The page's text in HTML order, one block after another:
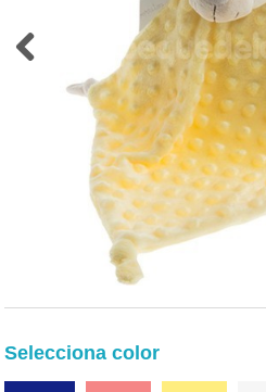
Previous
Selecciona color